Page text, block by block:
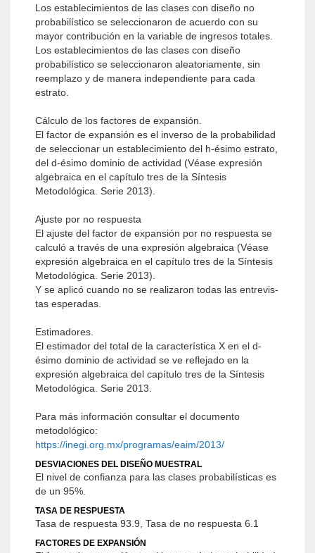
Los establecimientos de las clases con diseño no
probabilístico se seleccionaron de acuerdo con su
mayor contribución en la variable de ingresos totales.
Los establecimientos de las clases con diseño
probabilístico se seleccionaron aleatoriamente, sin
reemplazo y de manera independiente para cada
estrato.
Cálculo de los factores de expansión.
El factor de expansión es el inverso de la probabilidad
de seleccionar un establecimiento del h-ésimo estrato,
del d-ésimo dominio de actividad (Véase expresión
algebraica en el capítulo tres de la Síntesis
Metodológica. Serie 2013).
Ajuste por no respuesta
El ajuste del factor de expansión por no respuesta se
calculó a través de una expresión algebraica (Véase
expresión algebraica en el capítulo tres de la Síntesis
Metodológica. Serie 2013).
Y se aplicó cuando no se realizaron todas las entrevis­
tas esperadas.
Estimadores.
El estimador del total de la característica X en el d-
ésimo dominio de actividad se ve reflejado en la
expresión algebraica del capítulo tres de la Síntesis
Metodológica. Serie 2013.
Para más información consultar el documento
metodológico:
https://inegi.org.mx/programas/eaim/2013/
DESVIACIONES DEL DISEÑO MUESTRAL
El nivel de confianza para las clases probabilísticas es
de un 95%.
TASA DE RESPUESTA
Tasa de respuesta 93.9, Tasa de no respuesta 6.1
FACTORES DE EXPANSIÓN